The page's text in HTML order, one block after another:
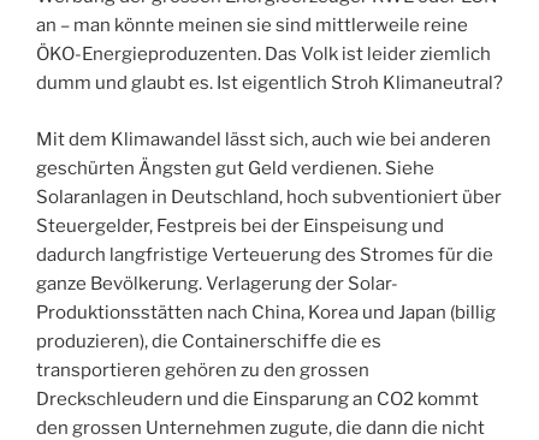
an – man könnte meinen sie sind mittlerweile reine
ÖKO-Energieproduzenten. Das Volk ist leider ziemlich
dumm und glaubt es. Ist eigentlich Stroh Klimaneutral?
Mit dem Klimawandel lässt sich, auch wie bei anderen
geschürten Ängsten gut Geld verdienen. Siehe
Solaranlagen in Deutschland, hoch subventioniert über
Steuergelder, Festpreis bei der Einspeisung und
dadurch langfristige Verteuerung des Stromes für die
ganze Bevölkerung. Verlagerung der Solar-
Produktionsstätten nach China, Korea und Japan (billig
produzieren), die Containerschiffe die es
transportieren gehören zu den grossen
Dreckschleudern und die Einsparung an CO2 kommt
den grossen Unternehmen zugute, die dann die nicht